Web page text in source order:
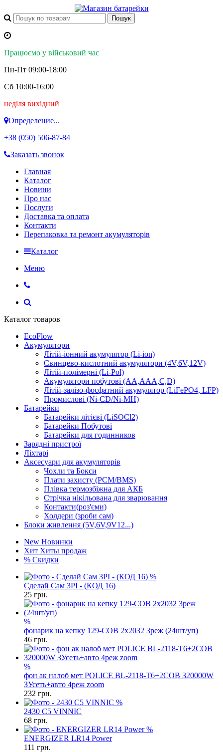
Працюємо у військовий час
Пн-Пт 09:00-18:00
Сб 10:00-16:00
неділя вихідний
Определение...
+38 (050) 506-87-84
Заказать звонок
Главная
Каталог
Новини
Про нас
Послуги
Доставка та оплата
Контакти
Перепаковка та ремонт акумуляторів
Каталог
Меню
Каталог товаров
EcoFlow
Акумулятори
Літій-іонний акумулятор (Li-ion)
Свинцево-кислотний акумулятори (4V,6V,12V)
Літій-полімерні (Li-Pol)
Акумулятори побутові (AA,AAA,C,D)
Літій-залізо-фосфатний акумулятор (LiFePO4, LFP)
Промислові (Ni-CD/Ni-MH)
Батарейки
Батарейки літієві (LiSOCl2)
Батарейки Побутові
Батарейки для годинников
Зарядні пристрої
Ліхтарі
Аксесуари для акумуляторів
Чохли та Бокси
Плати захисту (PCM/BMS)
Плівка термозбіжна для АКБ
Стрічка нікільована для зварювання
Контакти(роз'єми)
Холдери (зроби сам)
Блоки живлення (5V,6V,9V12...)
New Новинки
Хит Хиты продаж
% Скидки
%
Сделай Сам 3PI - (КОД 16)
25 грн.
%
фонарик на кепку 129-COB 2x2032 3реж (24шт/уп)
46 грн.
%
фон ак налоб мет POLICE BL-2118-T6+2COB 320000W
ЗУсеть+авто 4реж zoom
232 грн.
%
2430 C5 VINNIC
68 грн.
%
ENERGIZER LR14 Power
111 грн.